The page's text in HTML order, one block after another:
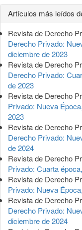
Detalles
del
artículo
Artículos más leídos
Revista de Derecho
Derecho Privado:
diciembre de 2023
Revista de Derecho
Derecho Privado:
de 2023
Revista de Derecho
Privado: Nueva
2023
Revista de Derecho
Derecho Privado:
de 2024
Revista de Derecho
Privado: Cuarta
Revista de Derecho
Privado: Nueva
Revista de Derecho
Derecho Privado:
diciembre de 2024